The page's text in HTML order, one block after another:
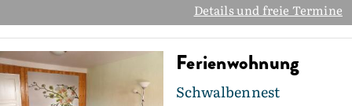
Details und freie Termine
Ferienwohnung
Schwalbennest